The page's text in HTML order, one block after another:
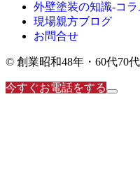
外壁塗装の知識‐コラ
現場親方ブログ
お問合せ
© 創業昭和48年・60代70
今すぐお電話をする